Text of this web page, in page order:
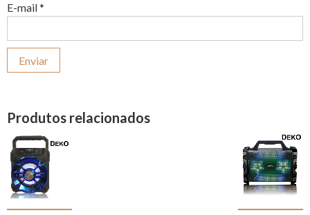
E-mail*
Produtos relacionados